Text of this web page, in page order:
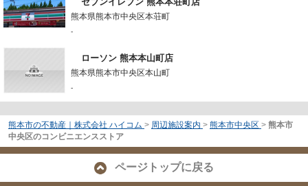
熊本県熊本市中央区本荘町
-
ローソン 熊本本山町店
熊本県熊本市中央区本山町
-
熊本市の不動産｜株式会社 ハイコム > 周辺施設案内 > 熊本市中央区 > 熊本市
中央区のコンビニエンスストア
ページトップに戻る